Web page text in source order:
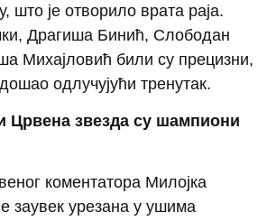
што је отворило врата раја.
Драгиша Бинић, Слободан
Михајловић били су прецизни,
одлучујући тренутак.
Црвена звезда су шампиони
коментатора Милојка
заувек урезана у ушима